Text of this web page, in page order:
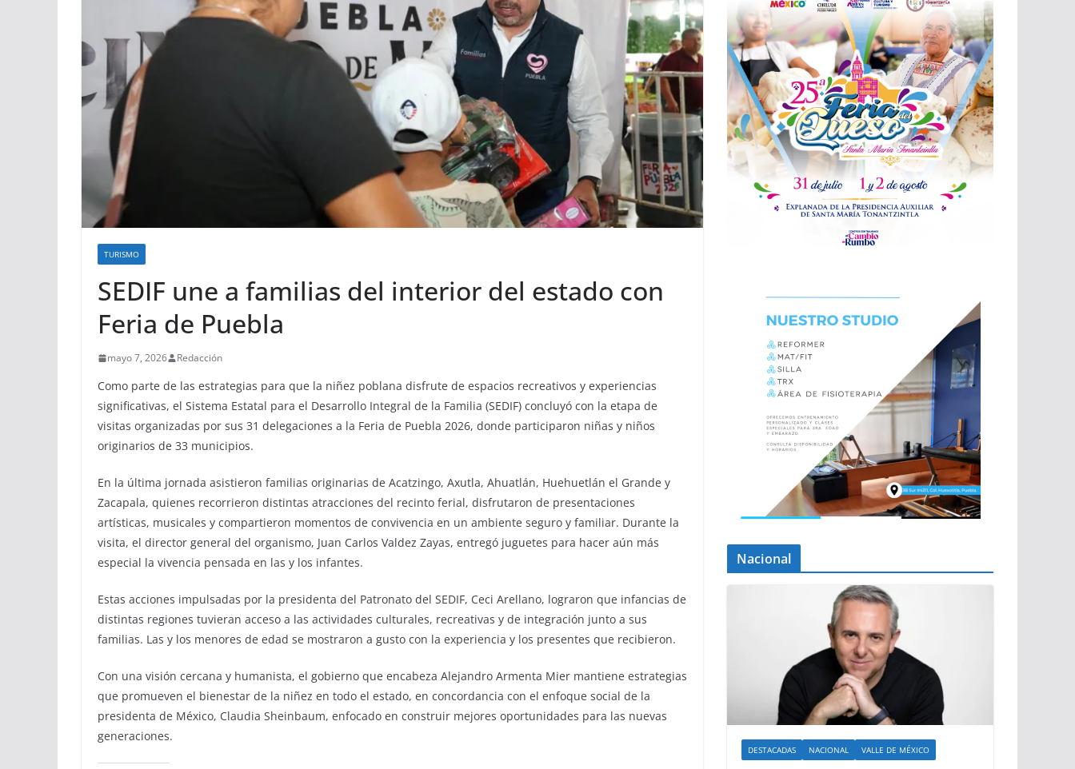
TURISMO
SEDIF une a familias del interior del estado con
Feria de Puebla
mayo 7, 2026 Redacción
Como parte de las estrategias para que la niñez poblana disfrute de espacios recreativos y experiencias
significativas, el Sistema Estatal para el Desarrollo Integral de la Familia (SEDIF) concluyó con la etapa de
visitas organizadas por sus 31 delegaciones a la Feria de Puebla 2026, donde participaron niñas y niños
originarios de 33 municipios.
En la última jornada asistieron familias originarias de Acatzingo, Axutla, Ahuatlán, Huehuetlán el Grande y
Zacapala, quienes recorrieron distintas atracciones del recinto ferial, disfrutaron de presentaciones
artísticas, musicales y compartieron momentos de convivencia en un ambiente seguro y familiar. Durante la
visita, el director general del organismo, Juan Carlos Valdez Zayas, entregó juguetes para hacer aún más
especial la vivencia pensada en las y los infantes.
Estas acciones impulsadas por la presidenta del Patronato del SEDIF, Ceci Arellano, lograron que infancias de
distintas regiones tuvieran acceso a las actividades culturales, recreativas y de integración junto a sus
familias. Las y los menores de edad se mostraron a gusto con la experiencia y los presentes que recibieron.
Con una visión cercana y humanista, el gobierno que encabeza Alejandro Armenta Mier mantiene estrategias
que promueven el bienestar de la niñez en todo el estado, en concordancia con el enfoque social de la
presidenta de México, Claudia Sheinbaum, enfocado en construir mejores oportunidades para las nuevas
generaciones.
Nacional
DESTACADAS NACIONAL VALLE DE MÉXICO